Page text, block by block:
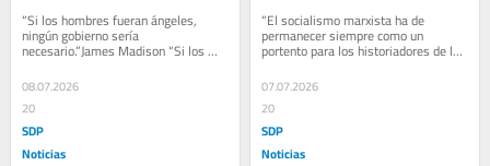
“Si los hombres fueran ángeles,
ningún gobierno sería
necesario.”James Madison “Si los
gobierno sería...
08.07.2026
20
SDP
Noticias
“El socialismo marxista ha de
permanecer siempre como un
portento para los historiadores de la
opinión: como una doctrina tan ilógica
y tan torpe...
07.07.2026
20
SDP
Noticias